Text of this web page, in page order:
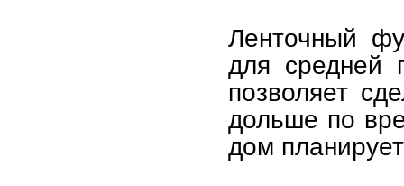
Ленточный
для средней
позволяет
дольше по
дом